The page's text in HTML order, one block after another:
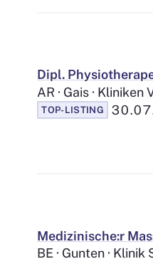
Dipl.
AR · Gais · Kliniken
TOP-LISTING
Medizinische:r
BE · Gunten ·